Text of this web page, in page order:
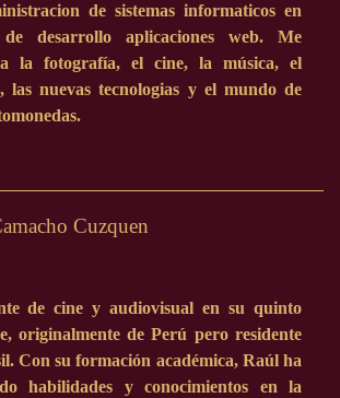
de sistemas informaticos en
desarrollo aplicaciones web. Me
la fotografía, el cine, la música, el
las nuevas tecnologias y el mundo de
Cuzquen
de cine y audiovisual en su quinto
originalmente de Perú pero residente
Con su formación académica, Raúl ha
habilidades y conocimientos en la